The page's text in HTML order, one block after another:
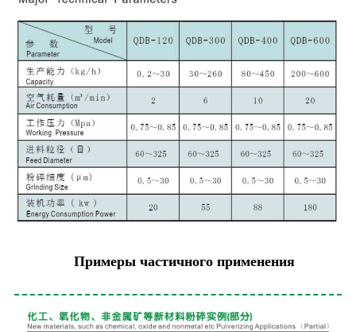
Примеры частичного применения